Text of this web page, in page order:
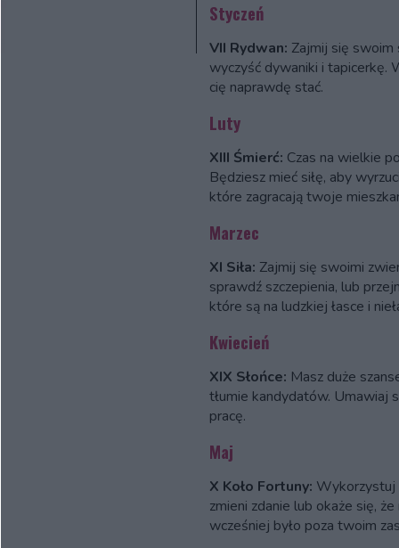
Styczeń
VII Rydwan: Zajmij się swoim
wyczyść dywaniki i tapicerkę.
cię naprawdę stać.
Luty
XIII Śmierć: Czas na wielkie
Będziesz mieć siłę, aby
które zagracają twoje
Marzec
XI Siła: Zajmij się swoimi
sprawdź szczepienia, lub
które są na ludzkiej łasce i
Kwiecień
XIX Słońce: Masz duże
tłumie kandydatów. Umawiaj
pracę.
Maj
X Koło Fortuny: Wykorzystuj
zmieni zdanie lub okaże się,
wcześniej było poza twoim